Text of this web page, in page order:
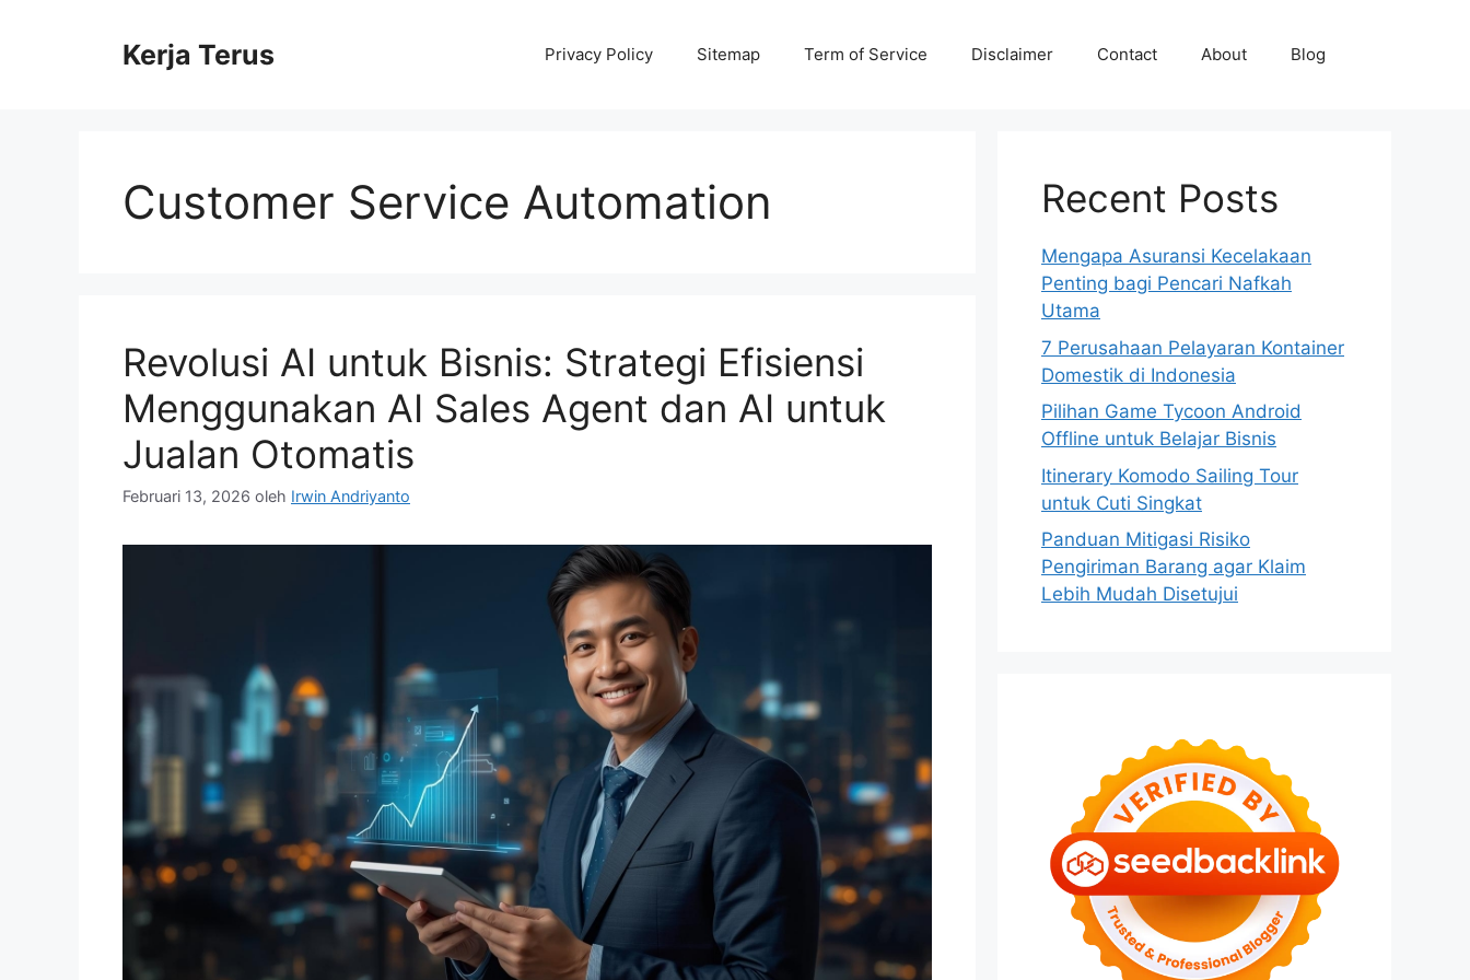
Kerja Terus Privacy Policy Sitemap Term of Service Disclaimer Contact About Blog
Customer Service Automation
Revolusi AI untuk Bisnis: Strategi Efisiensi
Menggunakan AI Sales Agent dan AI untuk
Jualan Otomatis
Februari 13, 2026 oleh Irwin Andriyanto
Recent Posts
Mengapa Asuransi Kecelakaan
Penting bagi Pencari Nafkah
Utama
7 Perusahaan Pelayaran Kontainer
Domestik di Indonesia
Pilihan Game Tycoon Android
Offline untuk Belajar Bisnis
Itinerary Komodo Sailing Tour
untuk Cuti Singkat
Panduan Mitigasi Risiko
Pengiriman Barang agar Klaim
Lebih Mudah Disetujui